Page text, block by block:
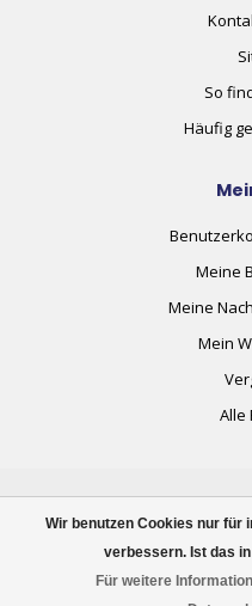
Wir benutzen Cookies nur für
verbessern. Ist das
Für weitere
So
Häufig
Meine
Meine
Mein
Alle
© Copyright